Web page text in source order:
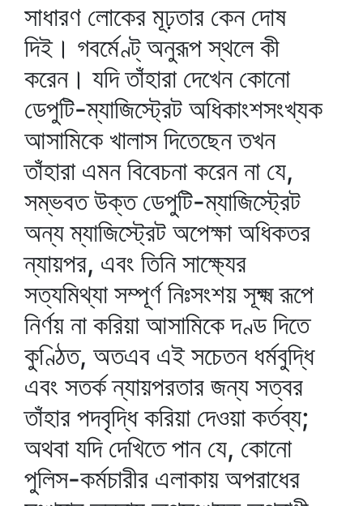
সাধারণ লোকের মূঢ়তার কেন দোষ
দিই। গবর্মেণ্ট্‌ অনুরূপ স্থলে কী
করেন। যদি তাঁহারা দেখেন কোনো
ডেপুটি-ম্যাজিস্ট্রেট অধিকাংশসংখ্যক
আসামিকে খালাস দিতেছেন তখন
তাঁহারা এমন বিবেচনা করেন না যে,
সম্ভবত উক্ত ডেপুটি-ম্যাজিস্ট্রেট
অন্য ম্যাজিস্ট্রেট অপেক্ষা অধিকতর
ন্যায়পর, এবং তিনি সাক্ষ্যের
সত্যমিথ্যা সম্পূর্ণ নিঃসংশয় সূক্ষ্ম রূপে
নির্ণয় না করিয়া আসামিকে দণ্ড দিতে
কুণ্ঠিত, অতএব এই সচেতন ধর্মবুদ্ধি
এবং সতর্ক ন্যায়পরতার জন্য সত্বর
তাঁহার পদবৃদ্ধি করিয়া দেওয়া কর্তব্য;
অথবা যদি দেখিতে পান যে, কোনো
পুলিস-কর্মচারীর এলাকায় অপরাধের